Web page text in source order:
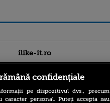
ilike-it.ro
confidențiale
pe dispozitivul dvs., precum
personal. Puteți accepta sau